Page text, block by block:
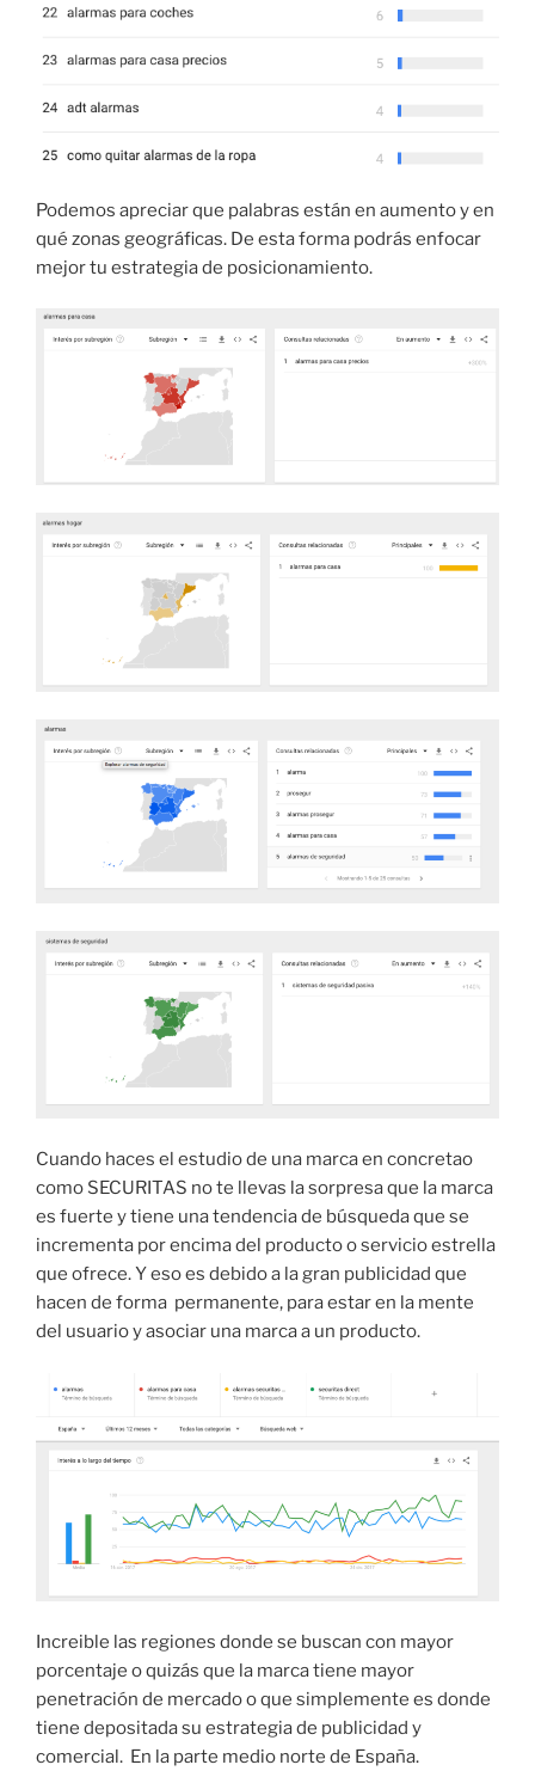
Podemos apreciar que palabras están en aumento y en
qué zonas geográficas. De esta forma podrás enfocar
mejor tu estrategia de posicionamiento.
Cuando haces el estudio de una marca en concretao
como SECURITAS no te llevas la sorpresa que la marca
es fuerte y tiene una tendencia de búsqueda que se
incrementa por encima del producto o servicio estrella
que ofrece. Y eso es debido a la gran publicidad que
hacen de forma permanente, para estar en la mente
del usuario y asociar una marca a un producto.
Increible las regiones donde se buscan con mayor
porcentaje o quizás que la marca tiene mayor
penetración de mercado o que simplemente es donde
tiene depositada su estrategia de publicidad y
comercial. En la parte medio norte de España.